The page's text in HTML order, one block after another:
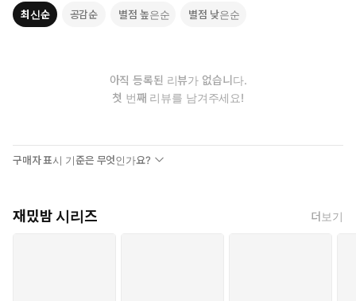
최신순 공감순 별점 높은순 별점 낮은순
아직 등록된 리뷰가 없습니다.
첫 번째 리뷰를 남겨주세요!
구매자 표시 기준은 무엇인가요?
재밌밤 시리즈 더보기